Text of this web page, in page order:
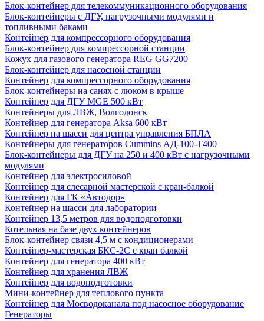
Блок-контейнер для телекоммуникационного оборудования
Блок-контейнеры с ДГУ, нагрузочными модулями и
топливными баками
Контейнер для компрессорного оборудования
Блок-контейнер для компрессорной станции
Кожух для газового генератора REG GG7200
Блок-контейнер для насосной станции
Контейнер для компрессорного оборудования
Блок-контейнеры на санях с люком в крыше
Контейнер для ДГУ MGE 500 кВт
Контейнеры для ЛВЖ, Волгодонск
Контейнер для генератора Aksa 600 кВт
Контейнер на шасси для центра управления БПЛА
Контейнеры для генераторов Cummins АД-100-Т400
Блок-контейнеры для ДГУ на 250 и 400 кВт с нагрузочными
модулями
Контейнер для электросиловой
Контейнер для слесарной мастерской с кран-балкой
Контейнер для ГК «Автодор»
Контейнер на шасси для лаборатории
Контейнер 13,5 метров для водоподготовки
Котельная на базе двух контейнеров
Блок-контейнер связи 4,5 м с кондиционерами
Контейнер-мастерская БКС-2С с кран балкой
Контейнер для генератора 400 кВт
Контейнер для хранения ЛВЖ
Контейнер для водоподготовки
Мини-контейнер для теплового пункта
Контейнер для Мосводоканала под насосное оборудование
Генераторы